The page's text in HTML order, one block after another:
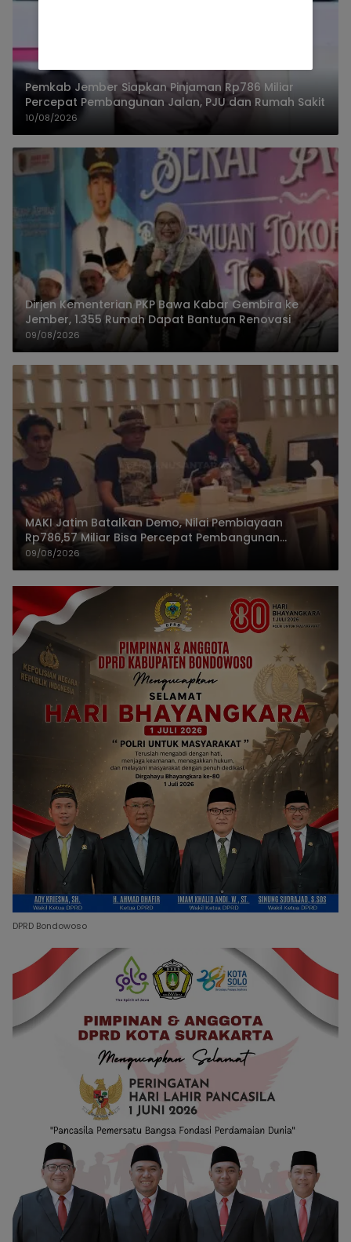
Pemkab Jember Siapkan Pinjaman Rp786 Miliar
Percepat Pembangunan Jalan, PJU dan Rumah Sakit
10/08/2026
Dirjen Kementerian PKP Bawa Kabar Gembira ke
Jember, 1.355 Rumah Dapat Bantuan Renovasi
09/08/2026
MAKI Jatim Batalkan Demo, Nilai Pembiayaan
Rp786,57 Miliar Bisa Percepat Pembangunan
Jember
09/08/2026
DPRD Bondowoso